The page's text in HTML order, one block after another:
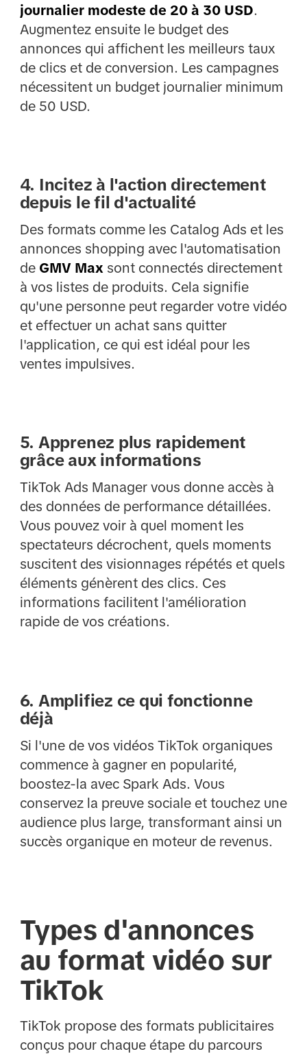
journalier modeste de 20 à 30 USD.
Augmentez ensuite le budget des
annonces qui affichent les meilleurs taux
de clics et de conversion. Les campagnes
nécessitent un budget journalier minimum
de 50 USD.
4. Incitez à l'action directement
depuis le fil d'actualité
Des formats comme les Catalog Ads et les
annonces shopping avec l'automatisation
de GMV Max sont connectés directement
à vos listes de produits. Cela signifie
qu'une personne peut regarder votre vidéo
et effectuer un achat sans quitter
l'application, ce qui est idéal pour les
ventes impulsives.
5. Apprenez plus rapidement
grâce aux informations
TikTok Ads Manager vous donne accès à
des données de performance détaillées.
Vous pouvez voir à quel moment les
spectateurs décrochent, quels moments
suscitent des visionnages répétés et quels
éléments génèrent des clics. Ces
informations facilitent l'amélioration
rapide de vos créations.
6. Amplifiez ce qui fonctionne
déjà
Si l'une de vos vidéos TikTok organiques
commence à gagner en popularité,
boostez-la avec Spark Ads. Vous
conservez la preuve sociale et touchez une
audience plus large, transformant ainsi un
succès organique en moteur de revenus.
Types d'annonces
au format vidéo sur
TikTok
TikTok propose des formats publicitaires
conçus pour chaque étape du parcours